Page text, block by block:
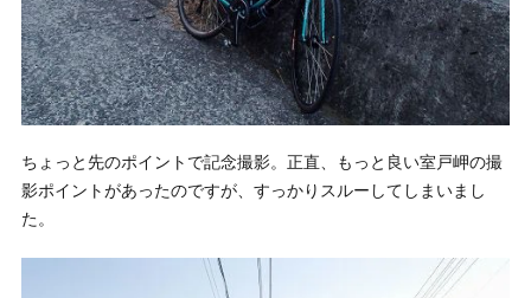
ちょっと先のポイントで記念撮影。正直、もっと良い室戸岬の撮
影ポイントがあったのですが、すっかりスルーしてしまいまし
た。